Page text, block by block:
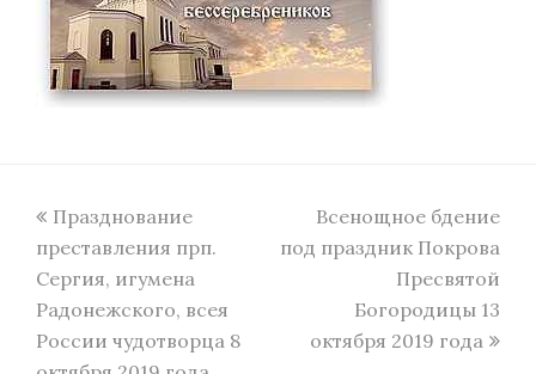
previous
post:
Празднование
преставления прп.
Сергия, игумена
Радонежского, всея
России чудотворца 8
next
post:
Всенощное бдение
под праздник Покрова
Пресвятой
Богородицы 13
октября 2019 года